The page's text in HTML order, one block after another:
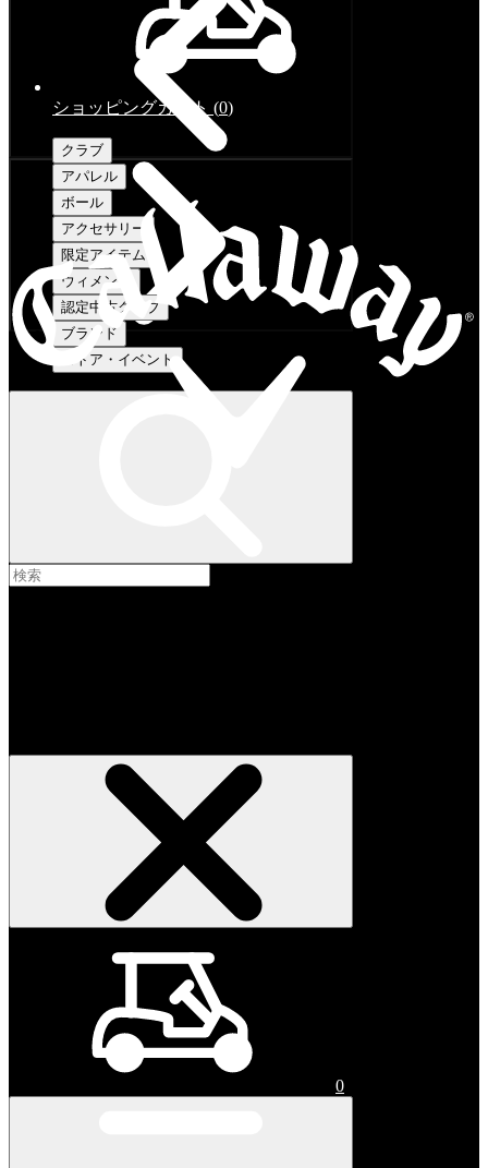
ショッピングカート (0)
クラブ
アパレル
ボール
アクセサリー
限定アイテム
ウィメンズ
認定中古クラブ
ブランド
ストア・イベント
0